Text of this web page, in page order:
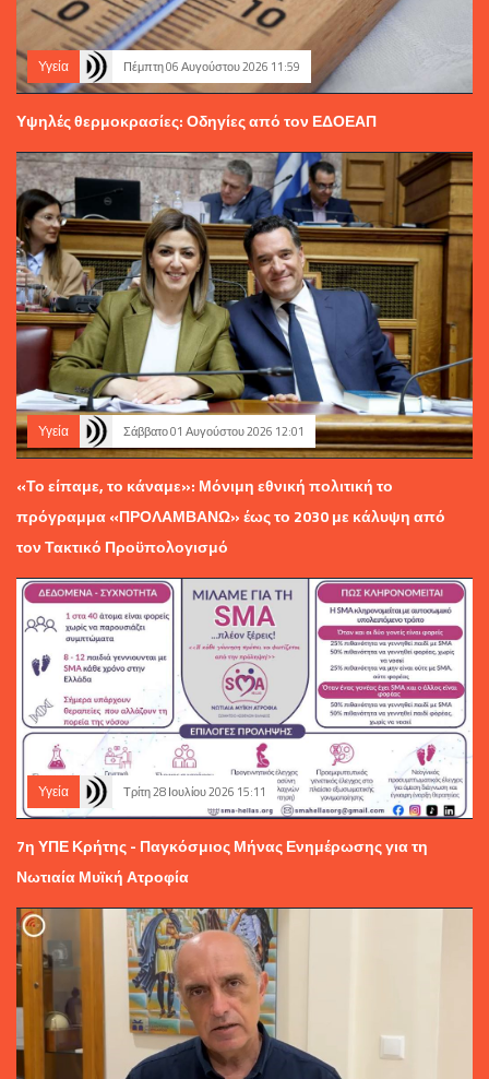
Υγεία Πέμπτη 06 Αυγούστου 2026 11:59
Υψηλές θερμοκρασίες: Οδηγίες από τον ΕΔΟΕΑΠ
Υγεία Σάββατο 01 Αυγούστου 2026 12:01
«Το είπαμε, το κάναμε»: Μόνιμη εθνική πολιτική το
πρόγραμμα «ΠΡΟΛΑΜΒΑΝΩ» έως το 2030 με κάλυψη από
τον Τακτικό Προϋπολογισμό
Υγεία Τρίτη 28 Ιουλίου 2026 15:11
7η ΥΠΕ Κρήτης - Παγκόσμιος Μήνας Ενημέρωσης για τη
Νωτιαία Μυϊκή Ατροφία